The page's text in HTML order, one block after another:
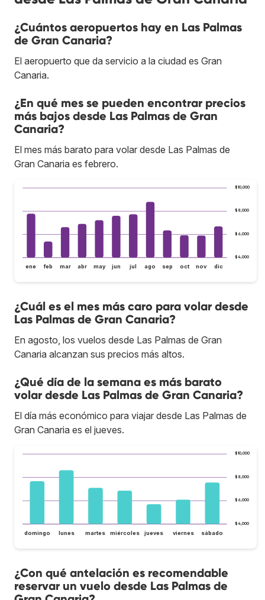
¿Cuántos aeropuertos hay en Las Palmas
de Gran Canaria?
El aeropuerto que da servicio a la ciudad es Gran
Canaria.
¿En qué mes se pueden encontrar precios
más bajos desde Las Palmas de Gran
Canaria?
El mes más barato para volar desde Las Palmas de
Gran Canaria es febrero.
$4,000
$6,000
$8,000
$10,000
ene feb mar abr may jun jul ago sep oct nov dic
¿Cuál es el mes más caro para volar desde
Las Palmas de Gran Canaria?
En agosto, los vuelos desde Las Palmas de Gran
Canaria alcanzan sus precios más altos.
¿Qué día de la semana es más barato
volar desde Las Palmas de Gran Canaria?
El día más económico para viajar desde Las Palmas de
Gran Canaria es el jueves.
$4,000
$6,000
$8,000
$10,000
domingo lunes martes miércoles jueves viernes sábado
¿Con qué antelación es recomendable
reservar un vuelo desde Las Palmas de